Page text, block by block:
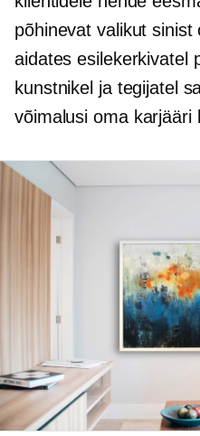
põhinevat valikut sinist
aidates esilekerkivatel
kunstnikel ja tegijatel
võimalusi oma karjääri